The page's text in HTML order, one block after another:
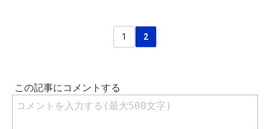
1 2